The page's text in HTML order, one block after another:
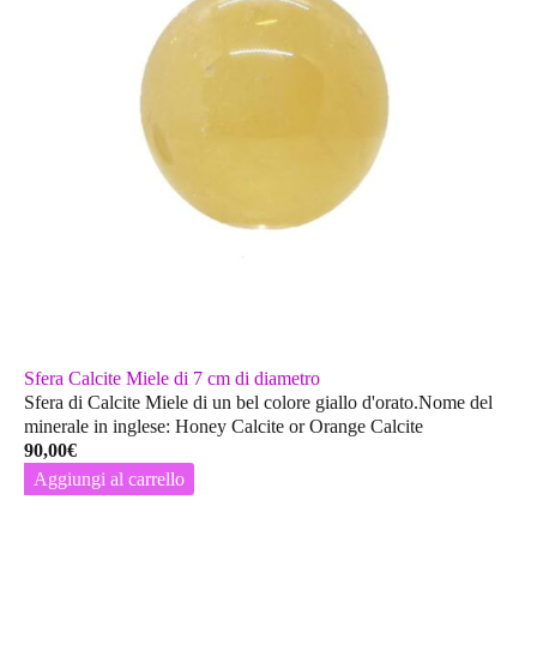
Sfera Calcite Miele di 7 cm di diametro
Sfera di Calcite Miele di un bel colore giallo d'orato.Nome del
minerale in inglese: Honey Calcite or Orange Calcite
90,00€
Aggiungi al carrello